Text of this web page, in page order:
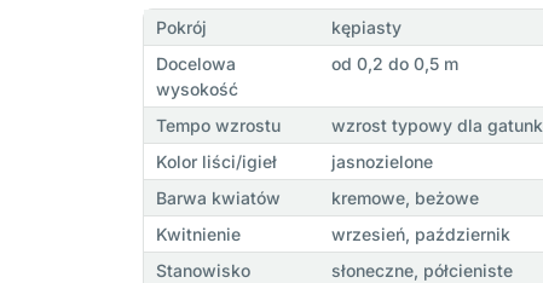
Pokrój
kępiasty
Docelowa
wysokość
od 0,2 do 0,5 m
Tempo wzrostu
wzrost typowy dla
Kolor liści/igieł
jasnozielone
Barwa kwiatów
kremowe, beżowe
Kwitnienie
wrzesień, październik
Stanowisko
słoneczne, półcieniste